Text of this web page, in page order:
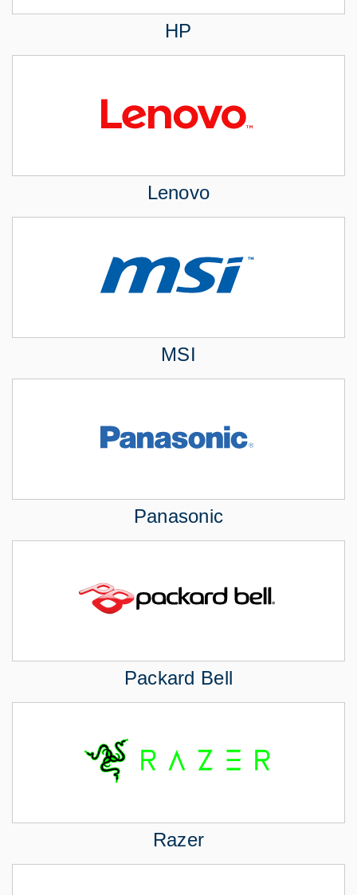
HP
Lenovo
MSI
Panasonic
Packard Bell
Razer